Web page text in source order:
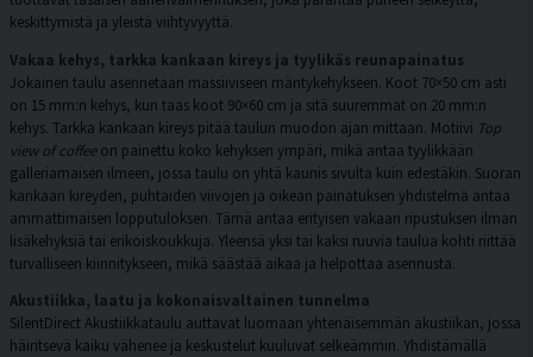
keskittymistä ja yleistä viihtyvyyttä.
Vakaa kehys, tarkka kankaan kireys ja tyylikäs reunapainatus
Jokainen taulu asennetaan massiiviseen mäntykehykseen. Koot 70×50 cm asti
on 15 mm:n kehys, kun taas koot 90×60 cm ja sitä suuremmat on 20 mm:n
kehys. Tarkka kankaan kireys pitää taulun muodon ajan mittaan. Motiivi Top
view of coffeeon painettu koko kehyksen ympäri, mikä antaa tyylikkään
galleriamaisen ilmeen, jossa taulu on yhtä kaunis sivulta kuin edestäkin. Suoran
kankaan kireyden, puhtaiden viivojen ja oikean painatuksen yhdistelmä antaa
ammattimaisen lopputuloksen. Tämä antaa erityisen vakaan ripustuksen ilman
lisäkehyksiä tai erikoiskoukkuja. Yleensä yksi tai kaksi ruuvia taulua kohti riittää
turvalliseen kiinnitykseen, mikä säästää aikaa ja helpottaa asennusta.
Akustiikka, laatu ja kokonaisvaltainen tunnelma
SilentDirect Akustiikkataulu auttavat luomaan yhtenäisemmän akustiikan, jossa
häiritsevä kaiku vähenee ja keskustelut kuuluvat selkeämmin. Yhdistämällä